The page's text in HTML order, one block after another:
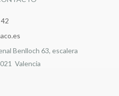
Benlloch 63, escalera
Valencia